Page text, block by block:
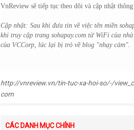
VnReview sẽ tiếp tục theo dõi và cập nhật
Cập nhật: Sau khi đưa tin về việc tên miền
khi truy cập trang sohapay.com từ WiFi của
của VCCorp, lúc lại bị trỏ về blog "nhạy cảm".
http://vnreview.vn/tin-tuc-xa-hoi-so/-/
com
CÁC DANH MỤC CHÍNH